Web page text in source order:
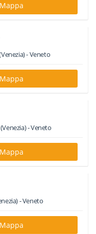
Mappa
-Veneto
Mappa
(Venezia) -Veneto
Mappa
-Veneto
Mappa